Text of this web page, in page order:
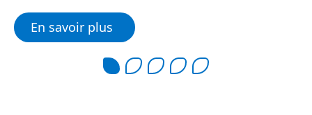
En savoir plus